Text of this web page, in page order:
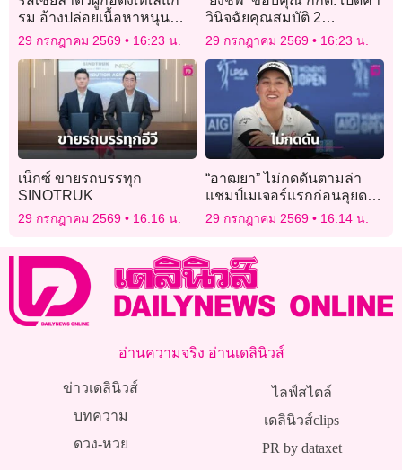
รม อ้างปล่อยเนื้อหาหนุน
ก่อการร้าย
29 กรกฎาคม 2569 16:23 น.
วินิจฉัยคุณสมบัติ 2
สว.อำนาจเจริญ ‘ขายหมู-
ก๋วยเตี๋ยวไก่’
29 กรกฎาคม 2569 16:23 น.
เน็กซ์ ขายรถบรรทุก
SINOTRUK
29 กรกฎาคม 2569 16:16 น.
“อาฒยา” ไม่กดดันตามล่า
แชมป์เมเจอร์แรกก่อนลุยดวล
วงสวิงเอไอจี วีเมนส์ โอเพ่น
29 กรกฎาคม 2569 16:14 น.
อ่านความจริง อ่านเดลินิวส์
ข่าวเดลินิวส์
บทความ
ดวง-หวย
ไลฟ์สไตล์
เดลินิวส์clips
PR by dataxet